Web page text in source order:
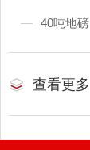
40吨地磅
查看更多